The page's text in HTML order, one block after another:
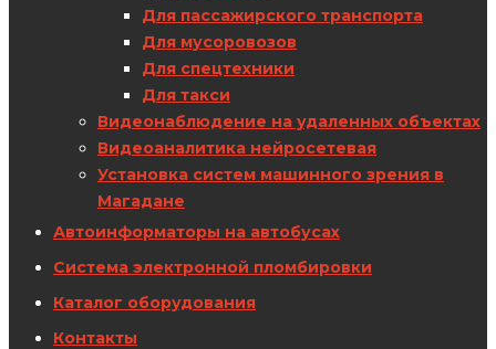
Для пассажирского транспорта
Для мусоровозов
Для спецтехники
Для такси
Видеонаблюдение на удаленных объектах
Видеоаналитика нейросетевая
Установка систем машинного зрения в
Магадане
Автоинформаторы на автобусах
Система электронной пломбировки
Каталог оборудования
Контакты